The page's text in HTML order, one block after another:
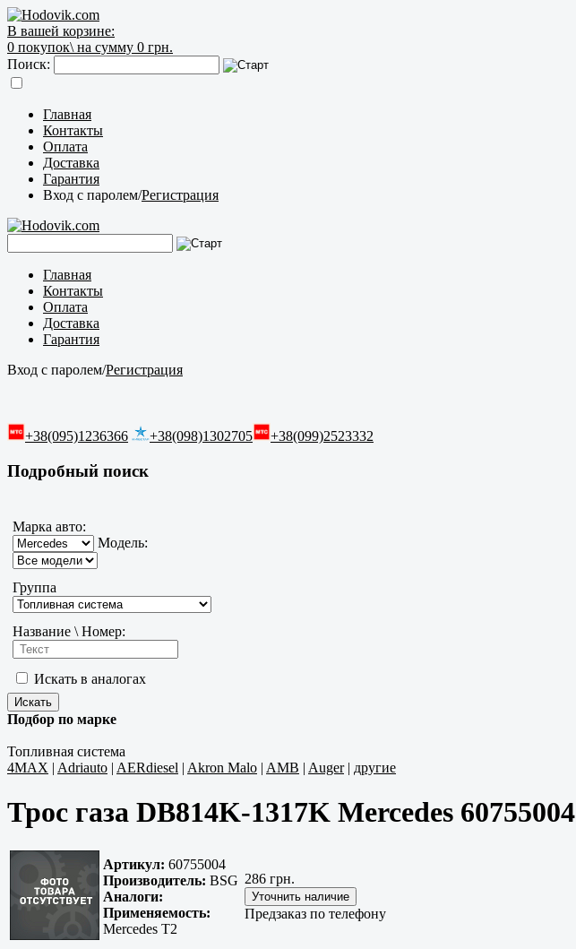
В вашей корзине:
0 покупок\ на сумму 0 грн.
Поиск:
Главная
Контакты
Оплата
Доставка
Гарантия
Вход с паролем/Регистрация
Главная
Контакты
Оплата
Доставка
Гарантия
Вход с паролем/Регистрация
+38(095)1236366 +38(098)1302705 +38(099)2523332
Подробный поиск
Марка авто:
Модель:
Группа
Название \ Номер:
Искать в аналогах
Подбор по марке
Топливная система
4MAX | Adriauto | AERdiesel | Akron Malo | AMB | Auger| другие
Трос газа DB814K-1317K Mercedes 60755004
Артикул: 60755004
Производитель: BSG
Аналоги:
Применяемость:
Mercedes T2
286 грн.
Предзаказ по телефону